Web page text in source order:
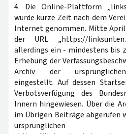
4. Die Online-Plattform
wurde kurze Zeit nach dem
Internet genommen. Mitte
der URL „https://
allerdings ein - mindestens bis
Erhebung der
Archiv der
eingestellt. Auf dessen
Verbotsverfügung des
Innern hingewiesen. Über die
im Übrigen Beiträge abgerufen
ursprünglichen